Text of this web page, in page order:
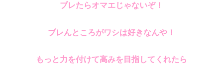
ブレたらオマエじゃないぞ！
ブレんところがワシは好きなんや！
もっと力を付けて高みを目指してくれたら